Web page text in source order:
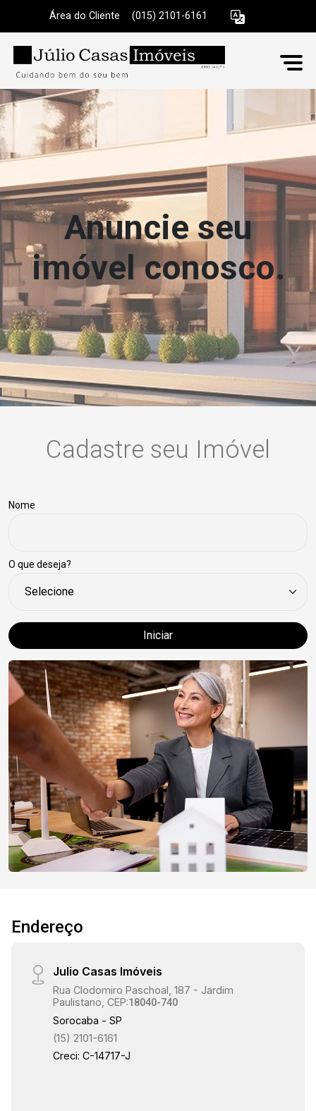
Área do Cliente (015) 2101-6161
Anuncie seu
imóvel conosco.
Cadastre seu Imóvel
Nome
O que deseja?
Iniciar
Endereço
Julio Casas Imóveis
Rua Clodomiro Paschoal, 187 - Jardim
Paulistano, CEP:18040-740
Sorocaba - SP
(15) 2101-6161
Creci: C-14717-J